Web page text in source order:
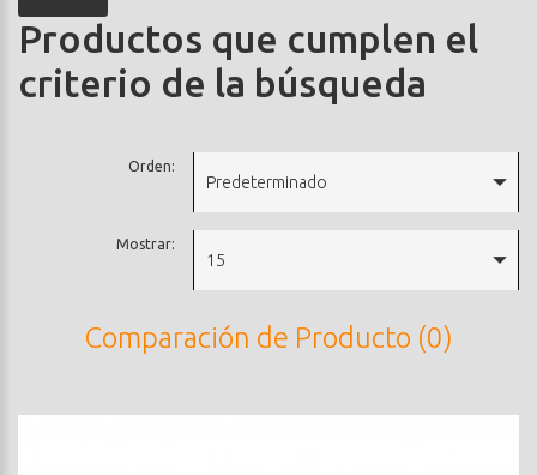
Productos que cumplen el
criterio de la búsqueda
Orden:
Predeterminado
Mostrar:
15
Comparación de Producto (0)